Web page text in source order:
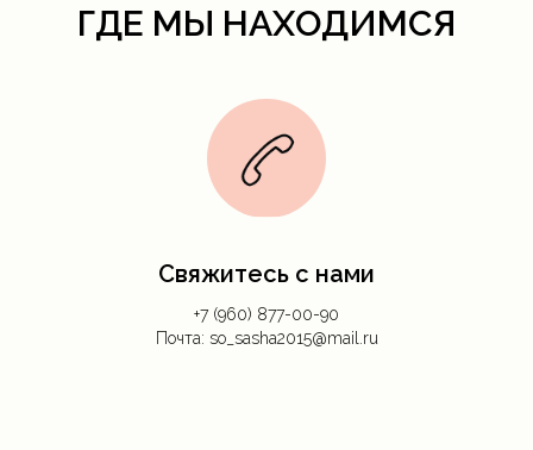
ГДЕ МЫ НАХОДИМСЯ
Свяжитесь с нами
+7 (960) 877-00-90
Почта: so_sasha2015@mail.ru